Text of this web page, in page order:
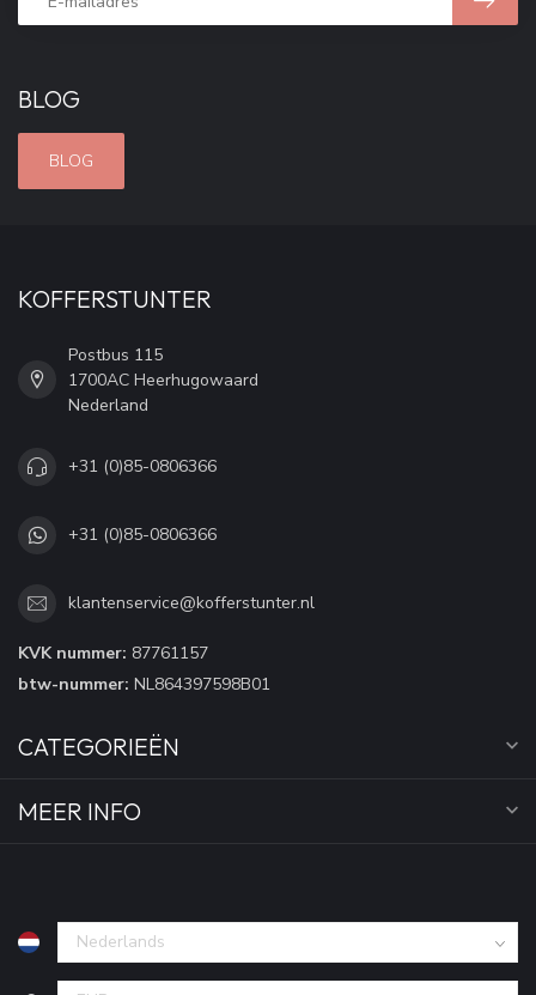
BLOG
BLOG
KOFFERSTUNTER
Postbus 115
1700AC Heerhugowaard
Nederland
+31 (0)85-0806366
+31 (0)85-0806366
klantenservice@kofferstunter.nl
KVK nummer: 87761157
btw-nummer: NL864397598B01
CATEGORIEËN
MEER INFO